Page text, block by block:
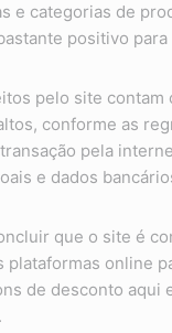
e categorias de
positivo
pelo site contam
conforme as
pela
e dados
que o site é
plataformas online
de desconto aqui